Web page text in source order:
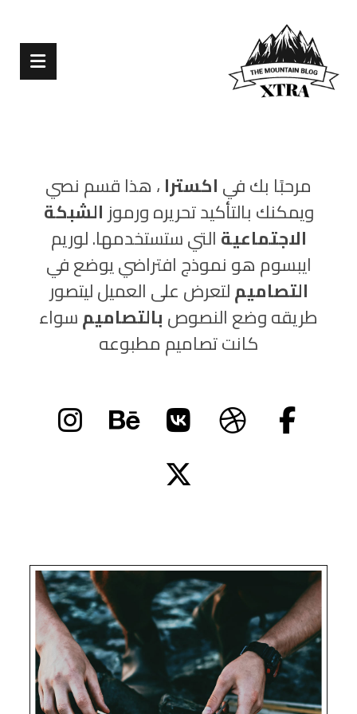
مرحبًا بك فياکسترا، هذا قسم نصي
ويمكنك بالتأكيد تحريره ورموزالشبكة
الاجتماعيةالتي ستستخدمها. لوريم
ايبسوم هو نموذج افتراضي يوضع في
التصاميملتعرض على العميل ليتصور
طريقه وضع النصوصبالتصاميمسواء
كانت تصاميم مطبوعه